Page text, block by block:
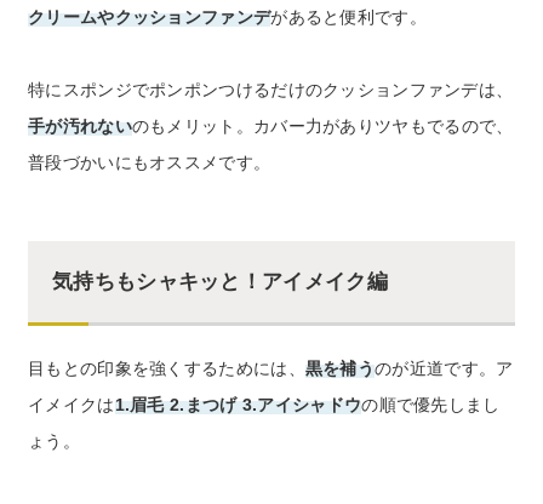
クリームやクッションファンデがあると便利です。
特にスポンジでポンポンつけるだけのクッションファンデは、
手が汚れないのもメリット。カバー力がありツヤもでるので、
普段づかいにもオススメです。
気持ちもシャキッと！アイメイク編
目もとの印象を強くするためには、 黒を補うのが近道です。ア
イメイクは1.眉毛 2.まつげ 3.アイシャドウの順で優先しまし
ょう。